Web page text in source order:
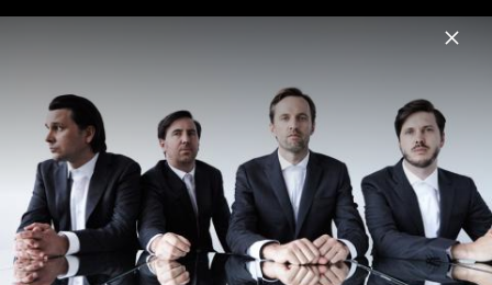
Menu
Cut Copy
Home Musik Fotos
Pressefotos 2017